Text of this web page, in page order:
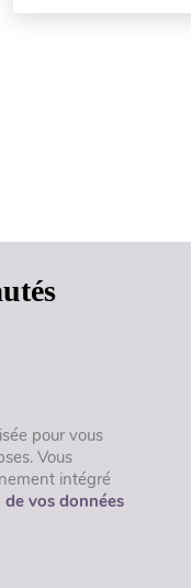
pour vous
Vous
intégré
vos données